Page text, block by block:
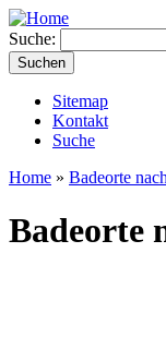
Suche:
Sitemap
Kontakt
Suche
Home » Badeorte
Badeorte